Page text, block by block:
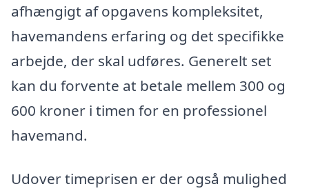
afhængigt af opgavens kompleksitet,
havemandens erfaring og det specifikke
arbejde, der skal udføres. Generelt set
kan du forvente at betale mellem 300 og
600 kroner i timen for en professionel
havemand.
Udover timeprisen er der også mulighed